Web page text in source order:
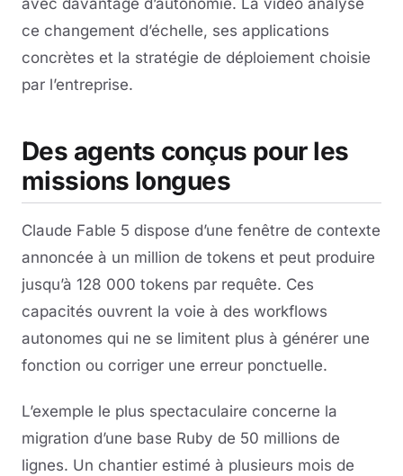
ce changement d’échelle, ses applications
concrètes et la stratégie de déploiement choisie
par l’entreprise.
Des agents conçus pour les
missions longues
Claude Fable 5 dispose d’une fenêtre de contexte
annoncée à un million de tokens et peut produire
jusqu’à 128 000 tokens par requête. Ces
capacités ouvrent la voie à des workflows
autonomes qui ne se limitent plus à générer une
fonction ou corriger une erreur ponctuelle.
L’exemple le plus spectaculaire concerne la
migration d’une base Ruby de 50 millions de
lignes. Un chantier estimé à plusieurs mois de